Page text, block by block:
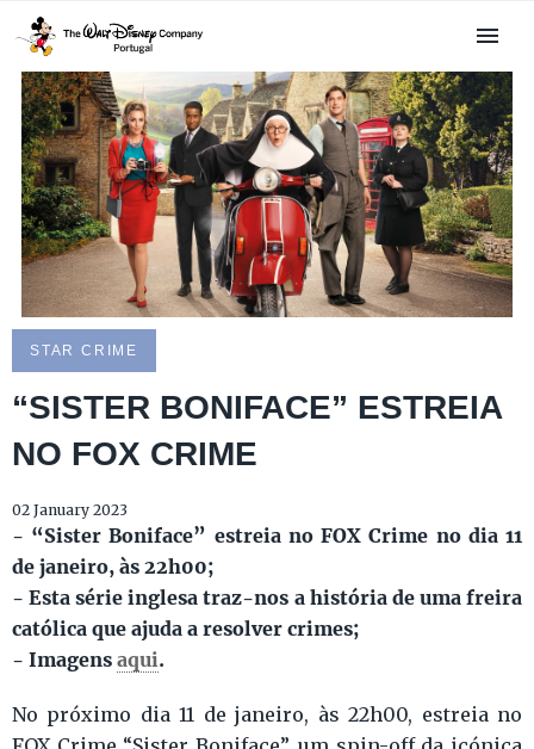
STAR CRIME
“SISTER BONIFACE” ESTREIA
NO FOX CRIME
02 January 2023
- “Sister Boniface” estreia no FOX Crime no dia 11
de janeiro, às 22h00;
- Esta série inglesa traz-nos a história de uma freira
católica que ajuda a resolver crimes;
- Imagensaqui.
No próximo dia 11 de janeiro, às 22h00, estreia no